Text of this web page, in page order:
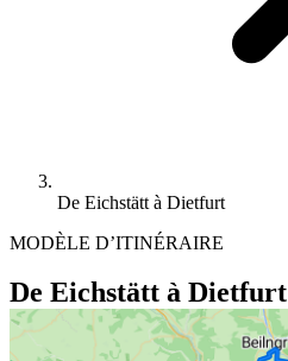
De Eichstätt à Dietfurt
MODÈLE D’ITINÉRAIRE
De Eichstätt à Dietfurt